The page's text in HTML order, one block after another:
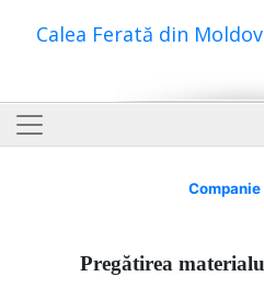
Calea Ferată din
Companie
Pregătirea